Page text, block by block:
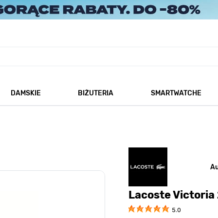
DAMSKIE
BIŻUTERIA
SMARTWATCHE
Lacoste
5.0